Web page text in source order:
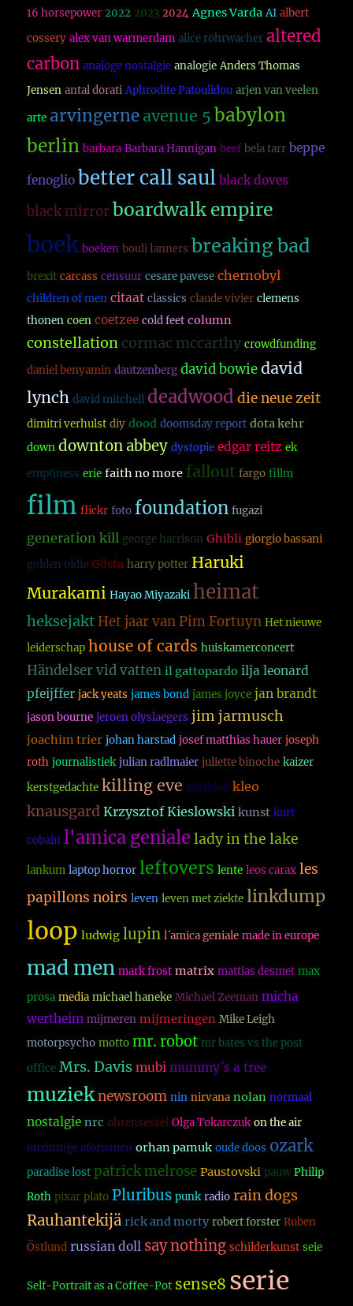
16 horsepower 2022 2023 2024 Agnes Varda AI albert
cossery alex van warmerdam alice rohrwacher altered
carbon analoge nostalgie analogie Anders Thomas
Jensen antal dorati Aphrodite Patoulidou arjen van veelen
arte arvingerne avenue 5 babylon
berlin barbara Barbara Hannigan beef bela tarr beppe
fenoglio better call saul black doves
black mirror boardwalk empire
boek boeken bouli lanners breaking bad
brexit carcass censuur cesare pavese chernobyl
children of men citaat classics claude vivier clemens
thonen coen coetzee cold feet column
constellation cormac mccarthy crowdfunding
daniel benyamin dautzenberg david bowie david
lynch david mitchell deadwood die neue zeit
dimitri verhulst diy dood doomsday report dota kehr
down downton abbey dystopie edgar reitz ek
emptiness erie faith no more fallout fargo fillm
film flickr foto foundation fugazi
generation kill george harrison Ghibli giorgio bassani
golden oldie Gösta harry potter Haruki
Murakami Hayao Miyazaki heimat
heksejakt Het jaar van Pim Fortuyn Het nieuwe
leiderschap house of cards huiskamerconcert
Händelser vid vatten il gattopardo ilja leonard
pfeijffer jack yeats james bond james joyce jan brandt
jason bourne jeroen olyslaegers jim jarmusch
joachim trier johan harstad josef matthias hauer joseph
roth journalistiek julian radlmaier juliette binoche kaizer
kerstgedachte killing eve kladblok kleo
knausgard Krzysztof Kieslowski kunst kurt
cobain l'amica geniale lady in the lake
lankum laptop horror leftovers lente leos carax les
papillons noirs leven leven met ziekte linkdump
loop ludwig lupin l´amica geniale made in europe
mad men mark frost matrix mattias desmet max
prosa media michael haneke Michael Zeeman micha
wertheim mijmeren mijmeringen Mike Leigh
motorpsycho motto mr. robot mr bates vs the post
office Mrs. Davis mubi mummy´s a tree
muzieknewsroom nin nirvana nolan normaal
nostalgie nrc ohrensessel Olga Tokarczuk on the air
onzinnige aforismen orhan pamuk oude doos ozark
paradise lost patrick melrose Paustovski pauw Philip
Roth pixar plato Pluribus punk radio rain dogs
Rauhantekijä rick and morty robert forster Ruben
Östlund russian doll say nothing schilderkunst seie
Self-Portrait as a Coffee-Pot sense8 serie